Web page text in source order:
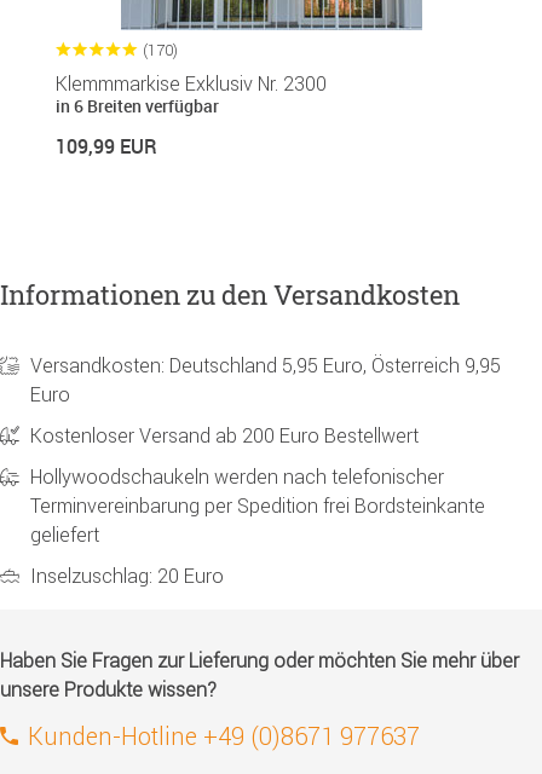
(170)
Klemmmarkise Exklusiv Nr. 2300
in 6 Breiten verfügbar
109,99 EUR
Informationen zu den Versandkosten
Versandkosten: Deutschland 5,95 Euro, Österreich 9,95
Euro
Kostenloser Versand ab 200 Euro Bestellwert
Hollywoodschaukeln werden nach telefonischer
Terminvereinbarung per Spedition frei Bordsteinkante
geliefert
Inselzuschlag: 20 Euro
Haben Sie Fragen zur Lieferung oder möchten Sie mehr über
unsere Produkte wissen?
Kunden-Hotline +49 (0)8671 977637